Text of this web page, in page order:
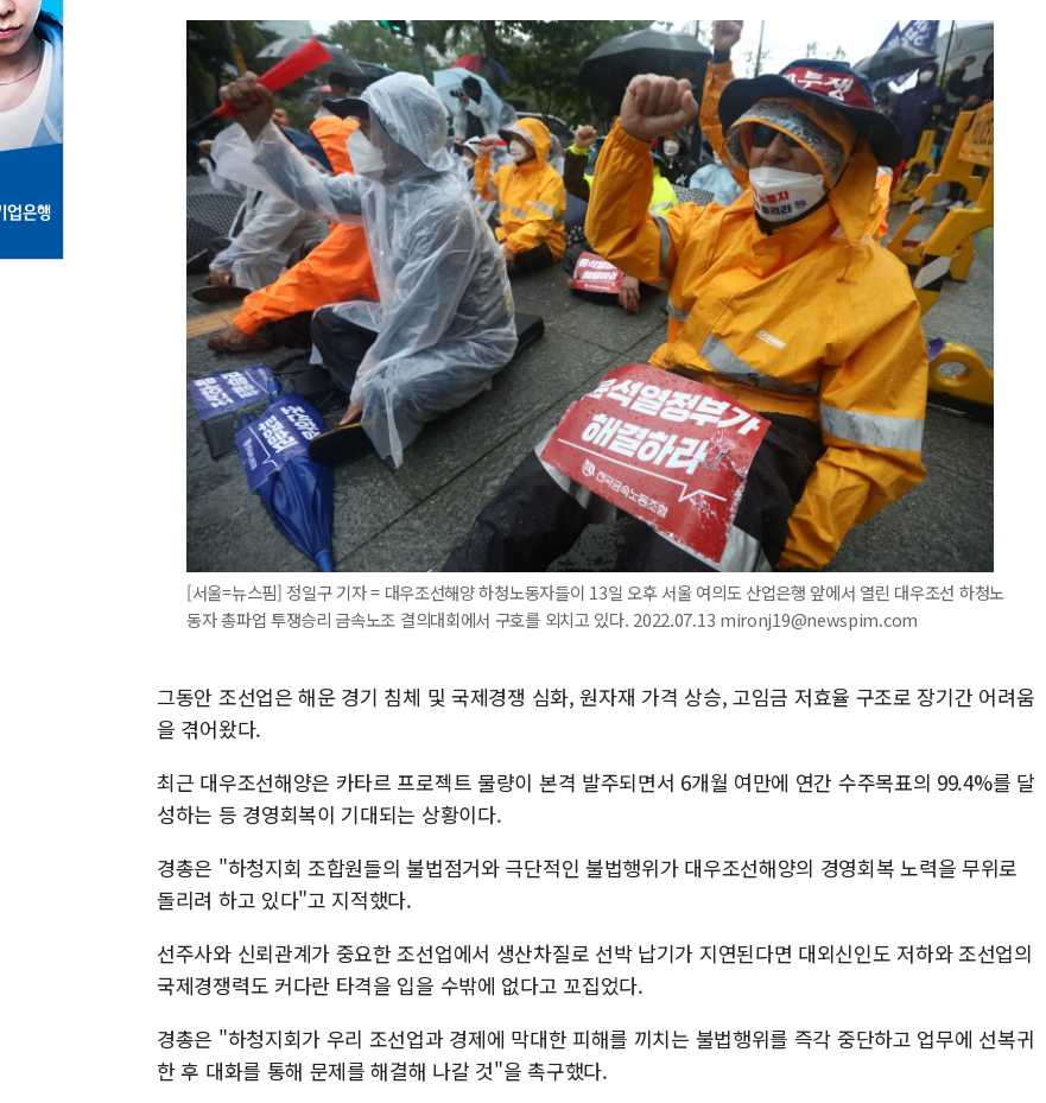
[서울=뉴스핌] 정일구 기자 = 대우조선해양 하청노동자들이 13일 오후 서울 여의도 산업은행 앞에서 열린 대우조선 하청노
동자 총파업 투쟁승리 금속노조 결의대회에서 구호를 외치고 있다. 2022.07.13 mironj19@newspim.com
그동안 조선업은 해운 경기 침체 및 국제경쟁 심화, 원자재 가격 상승, 고임금 저효율 구조로 장기간 어려움
을 겪어왔다.
최근 대우조선해양은 카타르 프로젝트 물량이 본격 발주되면서 6개월 여만에 연간 수주목표의 99.4%를 달
성하는 등 경영회복이 기대되는 상황이다.
경총은 "하청지회 조합원들의 불법점거와 극단적인 불법행위가 대우조선해양의 경영회복 노력을 무위로
돌리려 하고 있다"고 지적했다.
선주사와 신뢰관계가 중요한 조선업에서 생산차질로 선박 납기가 지연된다면 대외신인도 저하와 조선업의
국제경쟁력도 커다란 타격을 입을 수밖에 없다고 꼬집었다.
경총은 "하청지회가 우리 조선업과 경제에 막대한 피해를 끼치는 불법행위를 즉각 중단하고 업무에 선복귀
한 후 대화를 통해 문제를 해결해 나갈 것"을 촉구했다.